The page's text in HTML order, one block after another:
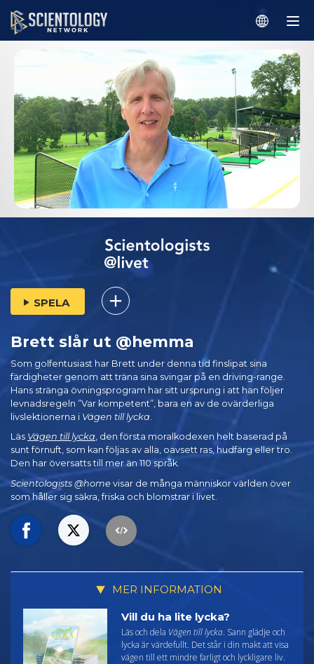
SPELA
Brett slår ut @hemma
Som golfentusiast har Brett under denna tid finslipat sina
färdigheter genom att träna sina svingar på en driving-range.
Hans stränga övningsprogram har sitt ursprung i att han följer
levnadsregeln ”Var kompetent”, bara en av de ovärderliga
livslektionerna i Vägen till lycka
Läs Vägen till lycka, den första moralkodexen helt baserad på
sunt förnuft, som kan följas av alla, oavsett ras, hudfärg eller tro.
Den har översatts till mer än 110 språk.
Scientologists @home visar de många människor världen över
som håller sig säkra, friska och blomstrar i livet.
MER INFORMATION
Vill du ha lite lycka?
Läs och dela Vägen till lycka. Sann glädje och
lycka är värdefullt. Det står i din makt att visa
vägen till ett mindre farligt och lyckligare liv.